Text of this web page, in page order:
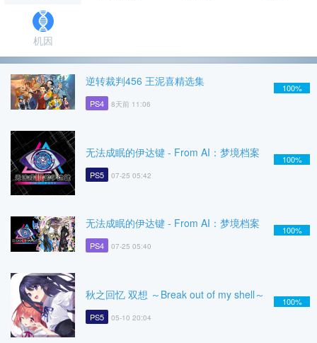
机因
逆转裁判456 王泥喜精选集
PS4 8天前 11:06
100%
无法成眠的伊达键 - From AI：梦境档案
PS5 07-25 05:42
100%
无法成眠的伊达键 - From AI：梦境档案
PS4 07-25 05:40
100%
秋之回忆 双想 ～Break out of my shell～
PS5 05-10 20:04
100%